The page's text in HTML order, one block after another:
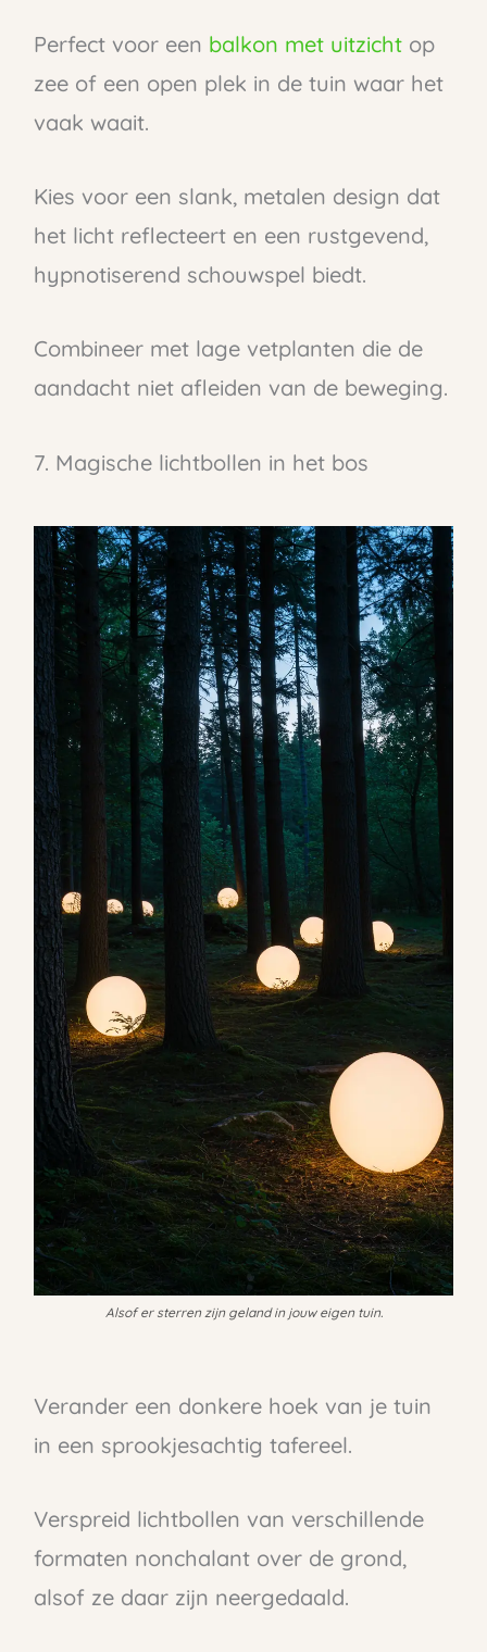
Perfect voor een balkon met uitzichtop
zee of een open plek in de tuin waar het
vaak waait.
Kies voor een slank, metalen design dat
het licht reflecteert en een rustgevend,
hypnotiserend schouwspel biedt.
Combineer met lage vetplanten die de
aandacht niet afleiden van de beweging.
7. Magische lichtbollen in het bos
Alsof er sterren zijn geland in jouw eigen tuin.
Verander een donkere hoek van je tuin
in een sprookjesachtig tafereel.
Verspreid lichtbollen van verschillende
formaten nonchalant over de grond,
alsof ze daar zijn neergedaald.